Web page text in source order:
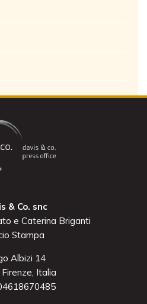
& Co. snc
e Caterina Briganti
Stampa
Albizi 14
Italia